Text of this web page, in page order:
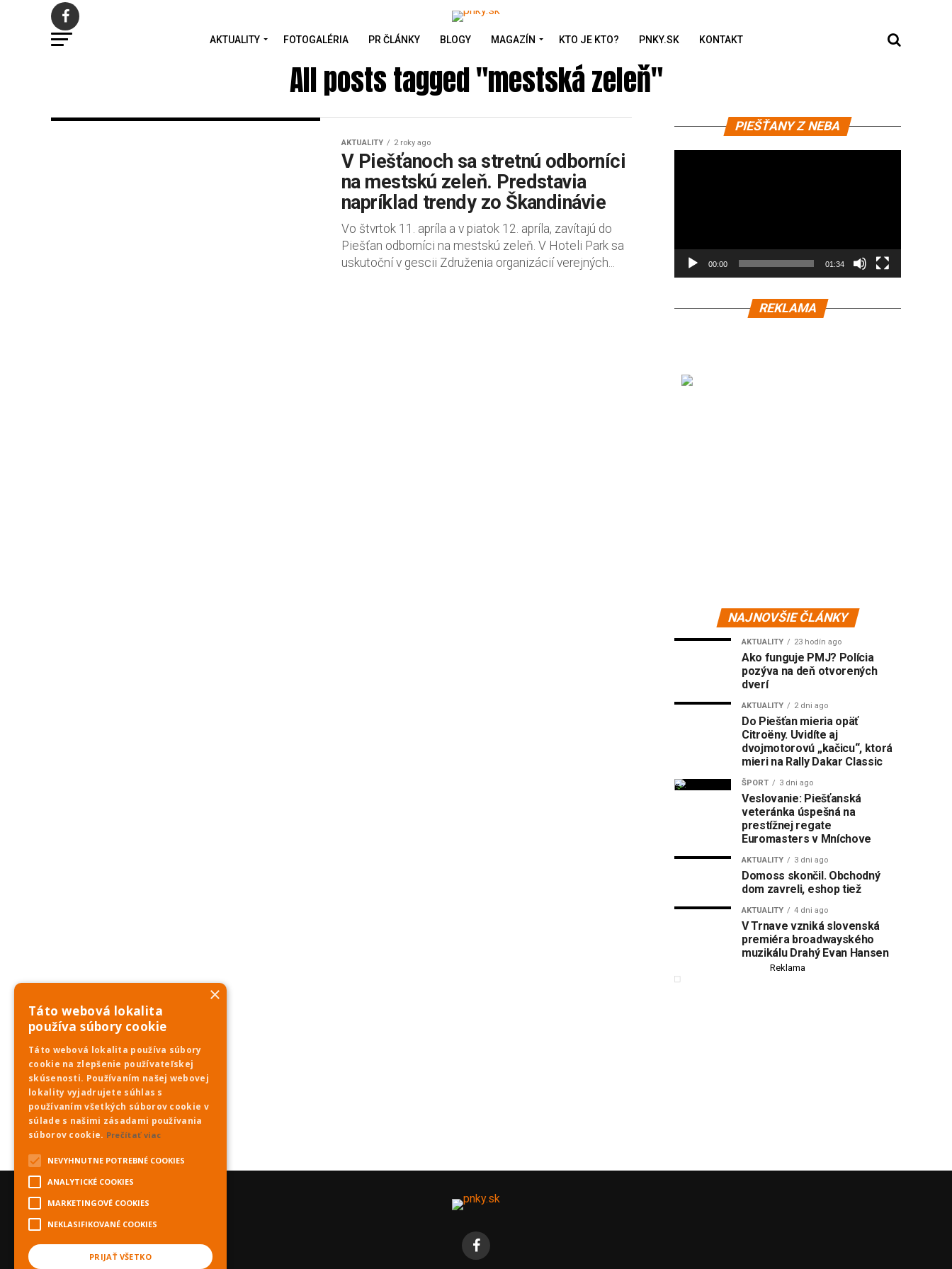
AKTUALITY FOTOGALÉRIA PR ČLÁNKY BLOGY MAGAZÍN KTO JE KTO? PNKY.SK KONTAKT
All posts tagged "mestská zeleň"
AKTUALITY 2 roky ago
V Piešťanoch sa stretnú odborníci
na mestskú zeleň. Predstavia
napríklad trendy zo Škandinávie
Vo štvrtok 11. apríla a v piatok 12. apríla, zavítajú do
Piešťan odborníci na mestskú zeleň. V Hoteli Park sa
uskutoční v gescii Združenia organizácií verejných...
PIEŠŤANY Z NEBA
prehrávač
00:00 01:34
REKLAMA
NAJNOVŠIE ČLÁNKY
AKTUALITY 23 hodín ago
Ako funguje PMJ? Polícia
pozýva na deň otvorených
dverí
AKTUALITY 2 dni ago
Do Piešťan mieria opäť
Citroëny. Uvidíte aj
dvojmotorovú „kačicu“, ktorá
mieri na Rally Dakar Classic
ŠPORT 3 dni ago
Veslovanie: Piešťanská
veteránka úspešná na
prestížnej regate
Euromasters v Mníchove
AKTUALITY 3 dni ago
Domoss skončil. Obchodný
dom zavreli, eshop tiež
AKTUALITY 4 dni ago
V Trnave vzniká slovenská
premiéra broadwayského
muzikálu Drahý Evan Hansen
Reklama
×
Táto webová lokalita
používa súbory cookie
Táto webová lokalita používa súbory
cookie na zlepšenie používateľskej
skúsenosti. Používaním našej webovej
lokality vyjadrujete súhlas s
používaním všetkých súborov cookie v
súlade s našimi zásadami používania
súborov cookie. Prečítať viac
NEVYHNUTNE POTREBNÉ COOKIES
ANALYTICKÉ COOKIES
MARKETINGOVÉ COOKIES
NEKLASIFIKOVANÉ COOKIES
PRIJAŤ VŠETKO